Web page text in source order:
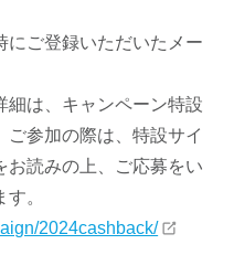
にご登録いただいたメー
は、キャンペーン特設
参加の際は、特設サイ
お読みの上、ご応募をい
。
2024cashback/